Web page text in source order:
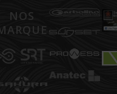
NOS